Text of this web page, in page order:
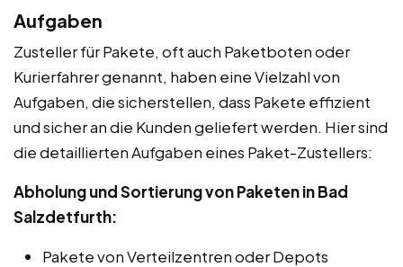
Aufgaben
Zusteller für Pakete, oft auch Paketboten oder
Kurierfahrer genannt, haben eine Vielzahl von
Aufgaben, die sicherstellen, dass Pakete effizient
und sicher an die Kunden geliefert werden. Hier sind
die detaillierten Aufgaben eines Paket-Zustellers:
Abholung und Sortierung von Paketen in Bad
Salzdetfurth:
Pakete von Verteilzentren oder Depots